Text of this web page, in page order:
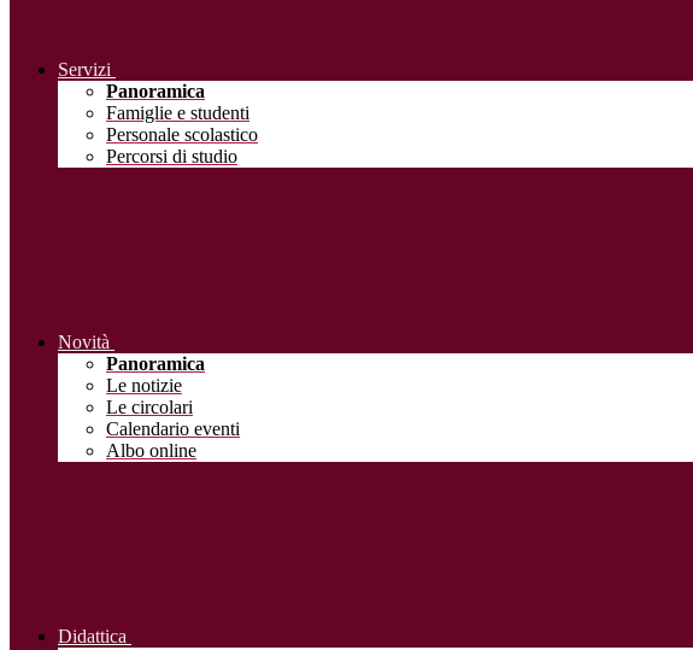
Servizi
Panoramica
Famiglie e studenti
Personale scolastico
Percorsi di studio
Novità
Panoramica
Le notizie
Le circolari
Calendario eventi
Albo online
Didattica